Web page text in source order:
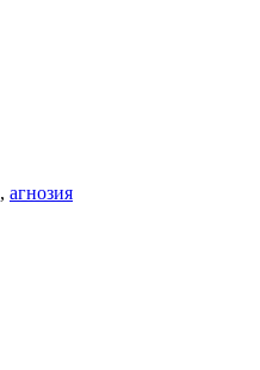
, агнозия